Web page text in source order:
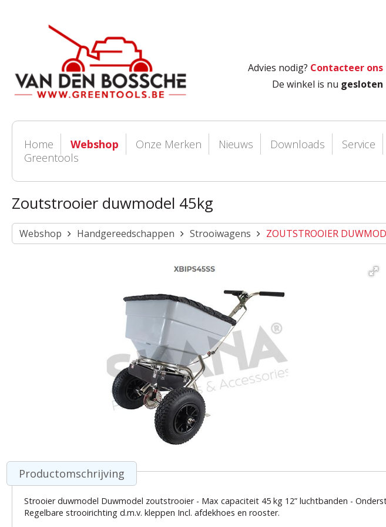
Advies nodig? Contacteer ons
De winkel is nu gesloten
Home Webshop Onze Merken Nieuws Downloads Service
Greentools
Zoutstrooier duwmodel 45kg
Webshop Handgereedschappen Strooiwagens ZOUTSTROOIER
Productomschrijving
Strooier duwmodel Duwmodel zoutstrooier - Max capaciteit 45 kg 12” luchtbanden -
Regelbare strooirichting d.m.v. kleppen Incl. afdekhoes en rooster.